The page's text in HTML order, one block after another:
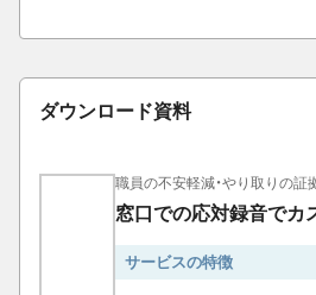
ダウンロード資料
職員の不安軽減・やり取りの証
窓口での応対録音でカ
サービスの特徴